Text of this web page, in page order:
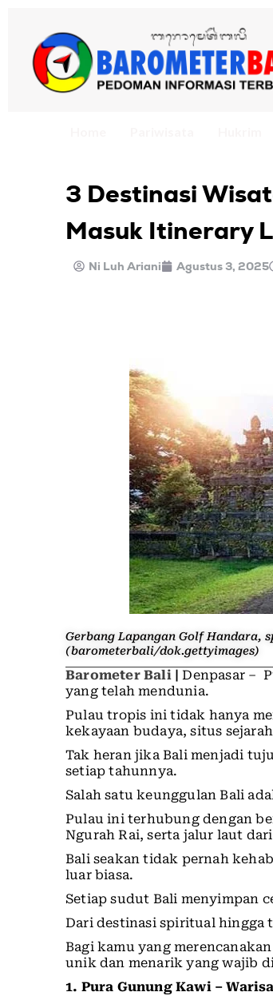
3 Destinasi
Masuk Itinerary
Ni Luh Ariani Agustus 3, 2025
Gerbang Lapangan Golf Handara,
(barometerbali/dok.gettyimages)
Barometer Bali|
Denpasar –
yang telah mendunia.
Pulau tropis ini tidak hanya
kekayaan budaya, situs
Tak heran jika Bali menjadi
setiap tahunnya.
Salah satu keunggulan Bali
Pulau ini terhubung dengan
Ngurah Rai, serta jalur laut
Bali seakan tidak pernah
luar biasa.
Setiap sudut Bali menyimpan
Dari destinasi spiritual hingga
Bagi kamu yang
unik dan menarik yang wajib
1. Pura Gunung Kawi –